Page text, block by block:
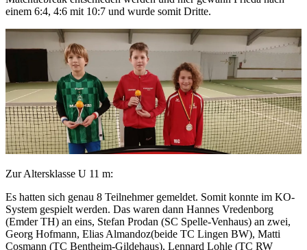
einem 6:4, 4:6 mit 10:7 und wurde somit Dritte.
Zur Altersklasse U 11 m:
Es hatten sich genau 8 Teilnehmer gemeldet. Somit konnte im KO-
System gespielt werden. Das waren dann Hannes Vredenborg
(Emder TH) an eins, Stefan Prodan (SC Spelle-Venhaus) an zwei,
Georg Hofmann, Elias Almandoz(beide TC Lingen BW), Matti
Cosmann (TC Bentheim-Gildehaus), Lennard Lohle (TC RW